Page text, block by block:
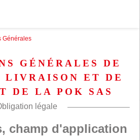
Générales
GÉNÉRALES DE
LIVRAISON ET DE
DE LA POK SAS
légale
champ d'application